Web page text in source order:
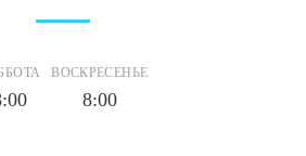
ВОСКРЕСЕНЬЕ
8:00